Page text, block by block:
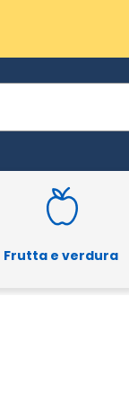
Frutta e verdura